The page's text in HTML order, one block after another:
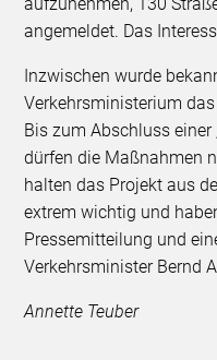
aufzunehmen, 130
angemeldet. Das
Inzwischen wurde
Verkehrsministerium
Bis zum Abschluss
dürfen die Maßnahmen
halten das Projekt aus
extrem wichtig und
Pressemitteilung und
Verkehrsminister Bernd
Annette Teuber